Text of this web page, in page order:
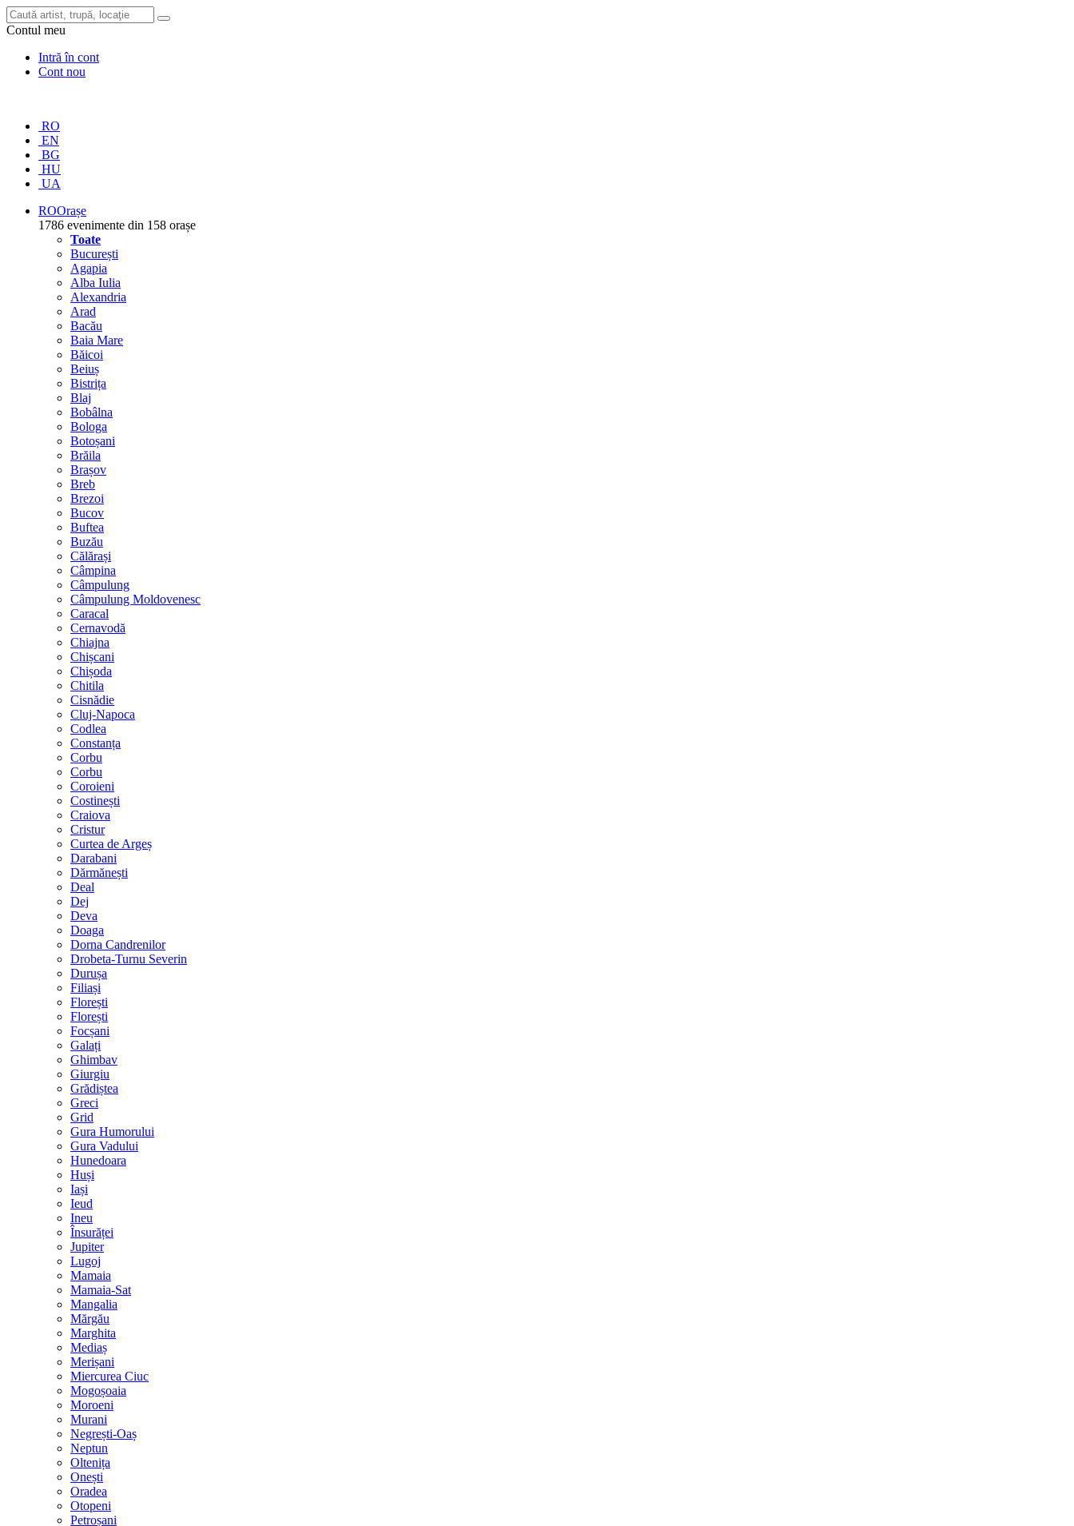
Contul meu
Intră în cont
Cont nou
RO
EN
BG
HU
UA
ROOrașe
1786 evenimente din 158 orașe
Toate
București
Agapia
Alba Iulia
Alexandria
Arad
Bacău
Baia Mare
Băicoi
Beiuș
Bistrița
Blaj
Bobâlna
Bologa
Botoșani
Brăila
Brașov
Breb
Brezoi
Bucov
Buftea
Buzău
Călărași
Câmpina
Câmpulung
Câmpulung Moldovenesc
Caracal
Cernavodă
Chiajna
Chișcani
Chișoda
Chitila
Cisnădie
Cluj-Napoca
Codlea
Constanța
Corbu
Corbu
Coroieni
Costinești
Craiova
Cristur
Curtea de Argeș
Darabani
Dărmănești
Deal
Dej
Deva
Doaga
Dorna Candrenilor
Drobeta-Turnu Severin
Durușa
Filiași
Florești
Florești
Focșani
Galați
Ghimbav
Giurgiu
Grădiștea
Greci
Grid
Gura Humorului
Gura Vadului
Hunedoara
Huși
Iași
Ieud
Ineu
Însurăței
Jupiter
Lugoj
Mamaia
Mamaia-Sat
Mangalia
Mărgău
Marghita
Mediaș
Merișani
Miercurea Ciuc
Mogoșoaia
Moroeni
Murani
Negrești-Oaș
Neptun
Oltenița
Onești
Oradea
Otopeni
Petroșani